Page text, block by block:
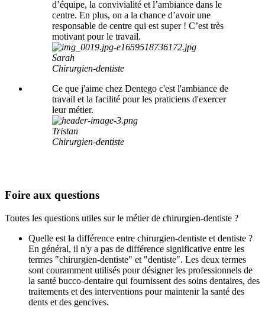
d’équipe, la convivialité et l’ambiance dans le
centre. En plus, on a la chance d’avoir une
responsable de centre qui est super ! C’est très
motivant pour le travail.
Sarah
Chirurgien-dentiste
Ce que j'aime chez Dentego c'est l'ambiance de
travail et la facilité pour les praticiens d'exercer
leur métier.
Tristan
Chirurgien-dentiste
Foire aux questions
Toutes les questions utiles sur le métier de chirurgien-dentiste ?
Quelle est la différence entre chirurgien-dentiste et dentiste ?
En général, il n'y a pas de différence significative entre les
termes "chirurgien-dentiste" et "dentiste". Les deux termes
sont couramment utilisés pour désigner les professionnels de
la santé bucco-dentaire qui fournissent des soins dentaires, des
traitements et des interventions pour maintenir la santé des
dents et des gencives.